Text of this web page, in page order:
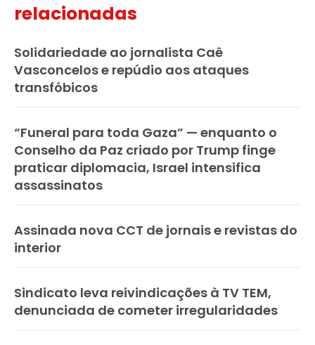
relacionadas
Solidariedade ao jornalista Caê
Vasconcelos e repúdio aos ataques
transfóbicos
“Funeral para toda Gaza” — enquanto o
Conselho da Paz criado por Trump finge
praticar diplomacia, Israel intensifica
assassinatos
Assinada nova CCT de jornais e revistas do
interior
Sindicato leva reivindicações à TV TEM,
denunciada de cometer irregularidades